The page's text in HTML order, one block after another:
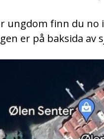
ungdom finn du no
er på baksida av